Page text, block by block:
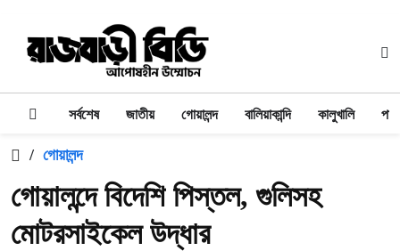
সর্বশেষ জাতীয় গোয়ালন্দ বালিয়াকান্দি কালুখালি
/ গোয়ালন্দ
গোয়ালন্দে বিদেশি পিস্তল, গুলিসহ
মোটরসাইকেল উদ্ধার